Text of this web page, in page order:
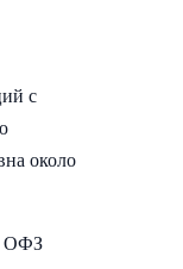
с
около
ОФЗ